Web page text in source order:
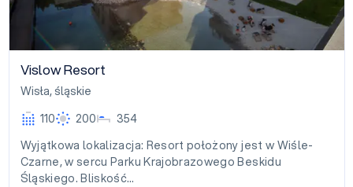
Vislow Resort
Wisła, śląskie
110
200
354
Wyjątkowa lokalizacja: Resort położony jest w Wiśle-
Czarne, w sercu Parku Krajobrazowego Beskidu
Śląskiego. Bliskość…